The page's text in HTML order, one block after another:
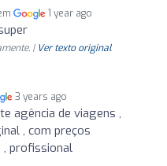
1 year ago
| Ver texto original
3 years ago
agência de viagens ,
, com preços
, profissional